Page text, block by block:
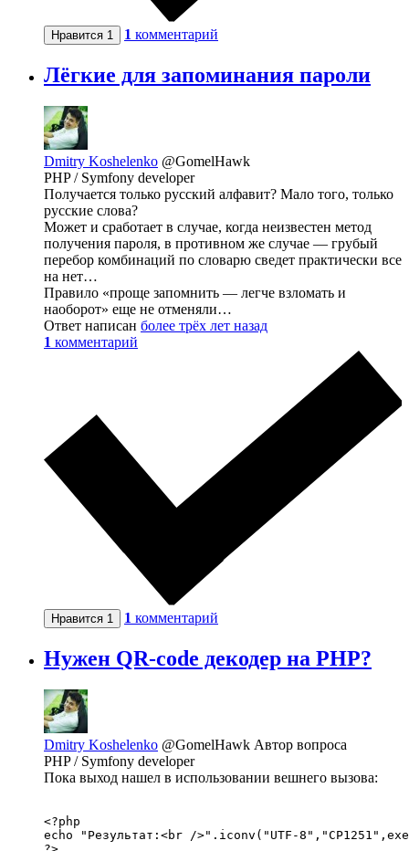
Нравится 1 1 комментарий
Лёгкие для запоминания пароли
Dmitry Koshelenko @GomelHawk
PHP / Symfony developer
Получается только русский алфавит? Мало того, только
русские слова?
Может и сработает в случае, когда неизвестен метод
получения пароля, в противном же случае — грубый
перебор комбинаций по словарю сведет практически все
на нет…
Правило «проще запомнить — легче взломать и
наоборот» еще не отменяли…
Ответ написан более трёх лет назад
1 комментарий
Нравится 1 1 комментарий
Нужен QR-code декодер на PHP?
Dmitry Koshelenko @GomelHawk Автор вопроса
PHP / Symfony developer
Пока выход нашел в использовании вешнего вызова:
<?php
echo "Результат:<br />".iconv("UTF-